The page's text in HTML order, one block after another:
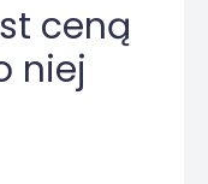
ceną
niej